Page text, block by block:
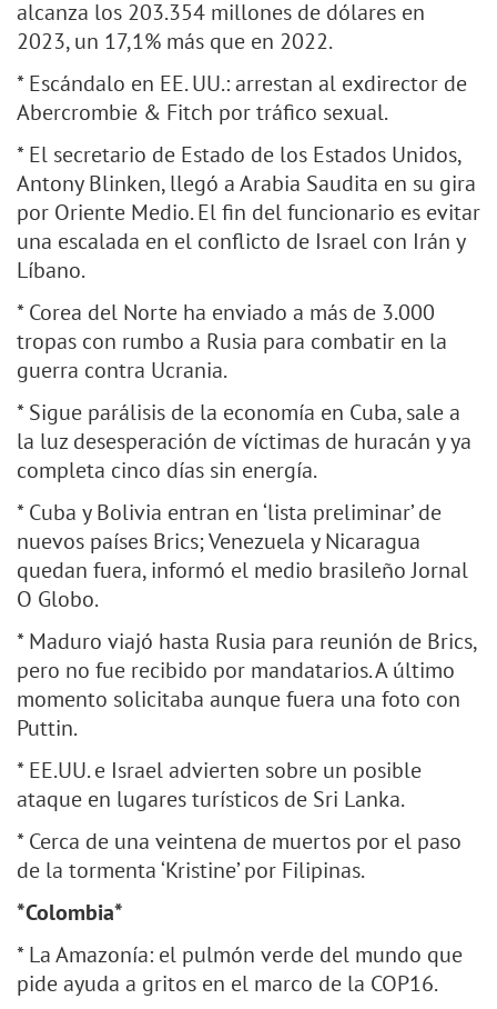
alcanza los 203.354 millones de dólares en
2023, un 17,1% más que en 2022.
* Escándalo en EE. UU.: arrestan al exdirector de
Abercrombie & Fitch por tráfico sexual.
* El secretario de Estado de los Estados Unidos,
Antony Blinken, llegó a Arabia Saudita en su gira
por Oriente Medio. El fin del funcionario es evitar
una escalada en el conflicto de Israel con Irán y
Líbano.
* Corea del Norte ha enviado a más de 3.000
tropas con rumbo a Rusia para combatir en la
guerra contra Ucrania.
* Sigue parálisis de la economía en Cuba, sale a
la luz desesperación de víctimas de huracán y ya
completa cinco días sin energía.
* Cuba y Bolivia entran en ‘lista preliminar’ de
nuevos países Brics; Venezuela y Nicaragua
quedan fuera, informó el medio brasileño Jornal
O Globo.
* Maduro viajó hasta Rusia para reunión de Brics,
pero no fue recibido por mandatarios. A último
momento solicitaba aunque fuera una foto con
Puttin.
* EE.UU. e Israel advierten sobre un posible
ataque en lugares turísticos de Sri Lanka.
* Cerca de una veintena de muertos por el paso
de la tormenta ‘Kristine’ por Filipinas.
*Colombia*
* La Amazonía: el pulmón verde del mundo que
pide ayuda a gritos en el marco de la COP16.